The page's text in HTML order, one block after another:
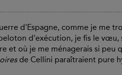
d'Espagne, comme je me
d'exécution, je fis le vœu,
et où je me ménagerais si peu
de Cellini paraîtraient pure